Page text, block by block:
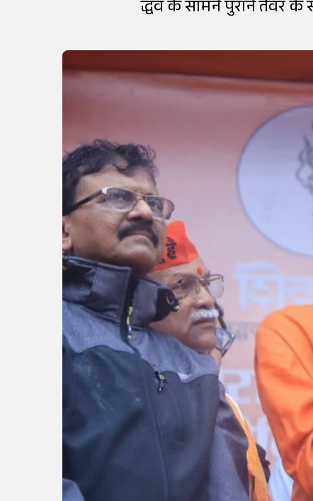
द्धव के सामने पुराने तेवर